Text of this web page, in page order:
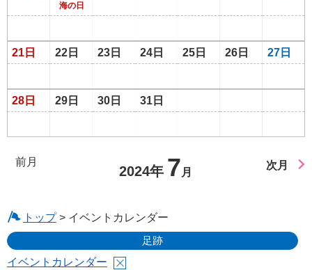
海の日
21日 22日 23日 24日 25日 26日 27日
28日 29日 30日 31日
前月
2024年 7 月
次月
トップ> イベントカレンダー
足跡
イベントカレンダー